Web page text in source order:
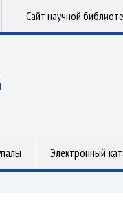
Сайт научной
Электронный